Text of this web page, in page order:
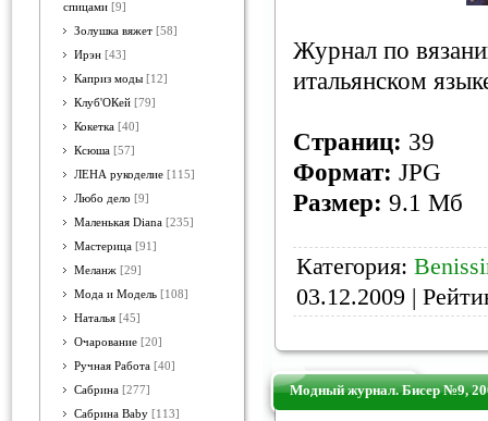
спицами [9]
Золушка вяжет [58]
Ирэн [43]
Каприз моды [12]
Клуб'ОКей [79]
Кокетка [40]
Ксюша [57]
ЛЕНА рукоделие [115]
Любо дело [9]
Маленькая Diana [235]
Мастерица [91]
Меланж [29]
Мода и Модель [108]
Наталья [45]
Очарование [20]
Ручная Работа [40]
Сабрина [277]
Сабрина Baby [113]
Журнал по
итальянском
Страниц: 39
Формат: JPG
Размер: 9.1 Мб
Категория:
03.12.2009 |
Модный журнал. Бисер №9,